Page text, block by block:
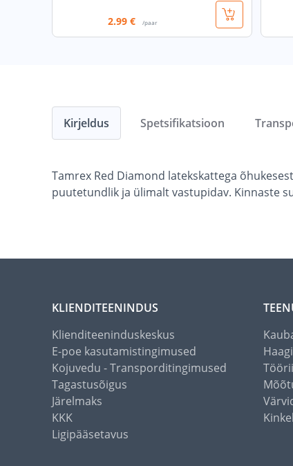
2.99 € /paar
Kirjeldus
Tamrex Red Diamond latekskattega
puutetundlik ja ülimalt vastupidav. Kinnaste
Spetsifikatsioon
KLIENDITEENINDUS
Klienditeeninduskeskus
E-poe kasutamistingimused
Kojuvedu - Transporditingimused
Tagastusõigus
Järelmaks
KKK
Ligipääsetavus